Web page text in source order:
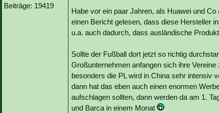
Beiträge: 19419
Habe vor ein paar Jahren, als Huawei und
einen Bericht gelesen, dass diese Hersteller
u.a. auch dadurch, dass ausländische
Sollte der Fußball dort jetzt so richtig
Großunternehmen anfangen sich ihre
besonders die PL wird in China sehr intensiv
dann hat das eben auch einen enormen
aufschlagen sollten, dann werden da am 1.
und Barca in einem Monat